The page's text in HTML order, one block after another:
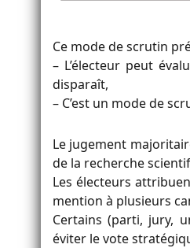
Ce mode de scrutin
– L’électeur peut
disparaît,
– C’est un mode de
Le jugement
de la recherche
Les électeurs
mention à plusieurs
Certains (parti, jury,
éviter le vote